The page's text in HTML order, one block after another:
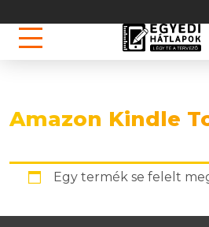
Amazon Kindle
Egy termék se felelt